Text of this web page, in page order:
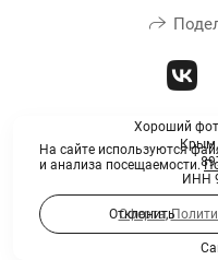
Хороший
ИНН
Оферта,
На сайте используются
и анализа посещаемости.
Отклонить